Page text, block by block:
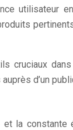
cruciaux
d’un
la